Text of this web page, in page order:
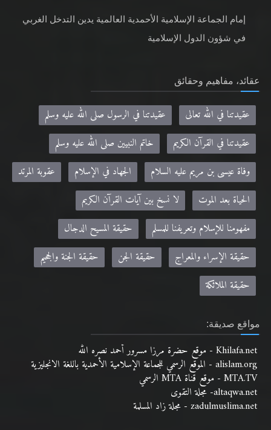
إمام الجماعة الإسلامية الأحمدية العالمية يدين التدخل الغربي
في شؤون الدول الإسلامية
عقائد، مفاهيم وحقائق
عقيدتنا في الله تعالى
عقيدتنا في الرسول صلى الله عليه وسلم
عقيدتنا في القرآن الكريم
خاتم النبيين صلى الله عليه وسلم
وفاة عيسى بن مريم عليه السلام
الجهاد في الإسلام
عقوبة المرتد
الحياة بعد الموت
لا نسخ بين آيات القرآن الكريم
مفهومنا للإسلام وتعريفنا للمسلم
حقيقة المسيح الدجال
حقيقة الإسراء والمعراج
حقيقة الجن
حقيقة الجنة والجحيم
حقيقة الملائكة
مواقع صديقة:
Khilafa.net - موقع حضرة مرزا مسرور أحمد نصره الله
alislam.org - الموقع الرسمي للجماعة الإسلامية الأحمدية باللغة الانجليزية
MTA.TV - موقع قناة MTA الرسمي
altaqwa.net- مجلة التقوى
zadulmuslima.net - مجلة زاد المسلمة